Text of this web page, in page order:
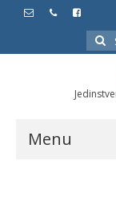
for:
Menu